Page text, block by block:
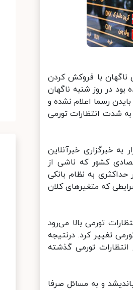
ناگهان با فروکش کردن
که به ۳۲ هزار تومان رسیده بود در روز شنبه ناگهان
جو بایدن رسما اعلام نشده و
شدت انتظارات تورمی
خبرگزاری خبرآنلاین
کشور که ناشی از
به نظام بانکی
آن هم در شرایطی که متغیرهای کلان
تورمی بالا می‌رود
تغییر کرد. درنتیجه
رسید و درواقع انتظارات تورمی گذشته
و به مسائل صرفا